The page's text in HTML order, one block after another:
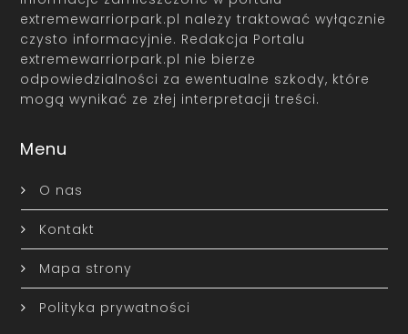
extremewarriorpark.pl należy traktować wyłącznie
czysto informacyjnie. Redakcja Portalu
extremewarriorpark.pl nie bierze
odpowiedzialności za ewentualne szkody, które
mogą wynikać ze złej interpretacji treści.
Menu
O nas
Kontakt
Mapa strony
Polityka prywatności